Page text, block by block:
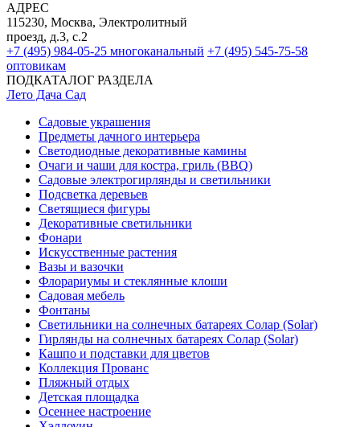
АДРЕС
115230, Москва, Электролитный
проезд, д.3, с.2
+7 (495) 984-05-25 многоканальный +7 (495) 545-75-58
оптовикам
ПОДКАТАЛОГ РАЗДЕЛА
Лето Дача Сад
Садовые украшения
Предметы дачного интерьера
Светодиодные декоративные камины
Очаги и чаши для костра, гриль (BBQ)
Садовые электрогирлянды и светильники
Подсветка деревьев
Светящиеся фигуры
Декоративные светильники
Фонари
Искусственные растения
Вазы и вазочки
Флорариумы и стеклянные клоши
Садовая мебель
Фонтаны
Светильники на солнечных батареях Солар (Solar)
Гирлянды на солнечных батареях Солар (Solar)
Кашпо и подставки для цветов
Коллекция Прованс
Пляжный отдых
Детская площадка
Осеннее настроение